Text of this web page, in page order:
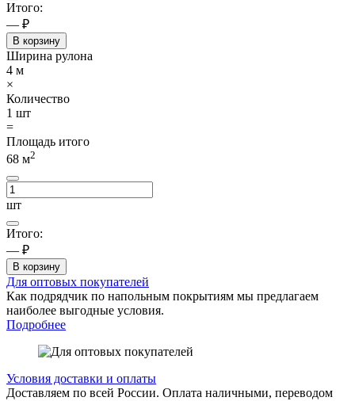
Итого:
— ₽
В корзину
Ширина рулона
4 м
×
Количество
1 шт
=
Площадь итого
68 м2
шт
Итого:
— ₽
В корзину
Для оптовых покупателей
Как подрядчик по напольным покрытиям мы предлагаем
наиболее выгодные условия.
Подробнее
Условия доставки и оплаты
Доставляем по всей России. Оплата наличными, переводом